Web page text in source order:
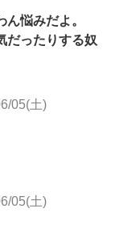
悩みだよ。
だったりする奴
05(土)
05(土)